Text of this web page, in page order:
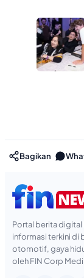
Bagikan
Portal berita digital
informasi terkini di
otomotif, gaya
oleh FIN Corp